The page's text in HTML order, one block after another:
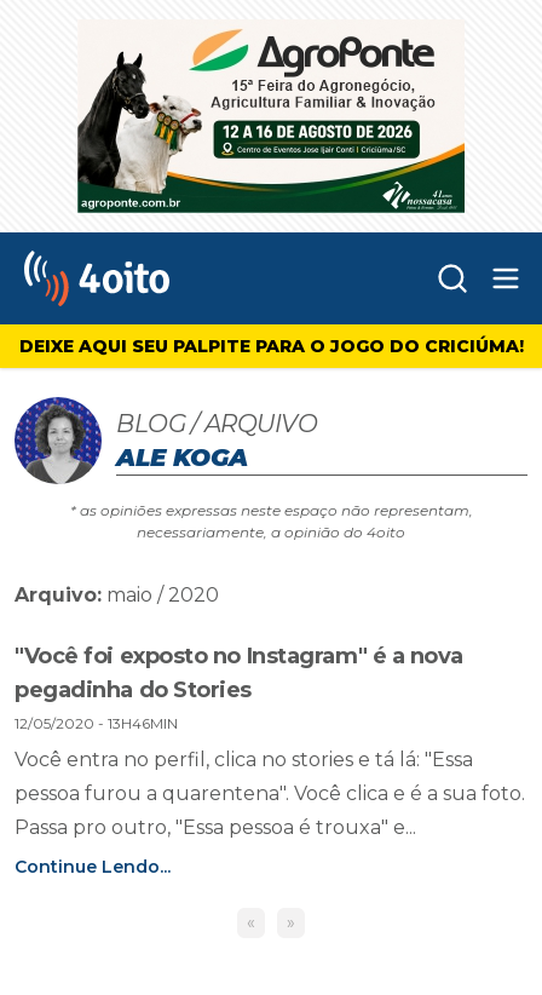
4oito
DEIXE AQUI SEU PALPITE PARA O JOGO DO CRICIÚMA!
BLOG / ARQUIVO
ALE KOGA
* as opiniões expressas neste espaço não representam,
necessariamente, a opinião do 4oito
Arquivo: maio / 2020
"Você foi exposto no Instagram" é a nova
pegadinha do Stories
12/05/2020 - 13H46MIN
Você entra no perfil, clica no stories e tá lá: "Essa
pessoa furou a quarentena". Você clica e é a sua foto.
Passa pro outro, "Essa pessoa é trouxa" e...
Continue Lendo...
« »